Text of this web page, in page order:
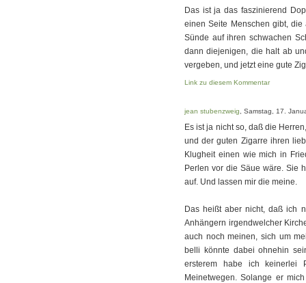
Das ist ja das faszinierend
einen Seite Menschen gibt,
Sünde auf ihren schwachen
dann diejenigen, die halt ab
vergeben, und jetzt eine gute
Link zu diesem Kommentar
jean stubenzweig , Samstag, 17.
Es ist ja nicht so, daß die
und der guten Zigarre ihren
Klugheit einen wie mich in
Perlen vor die Säue wäre. Sie
auf. Und lassen mir die meine.
Das heißt aber nicht, daß ich
Anhängern irgendwelcher
auch noch meinen, sich um
belli könnte dabei ohnehin
ersterem habe ich keinerlei
Meinetwegen. Solange er